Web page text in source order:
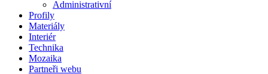
Administrativní
Profily
Materiály
Interiér
Technika
Mozaika
Partneři webu